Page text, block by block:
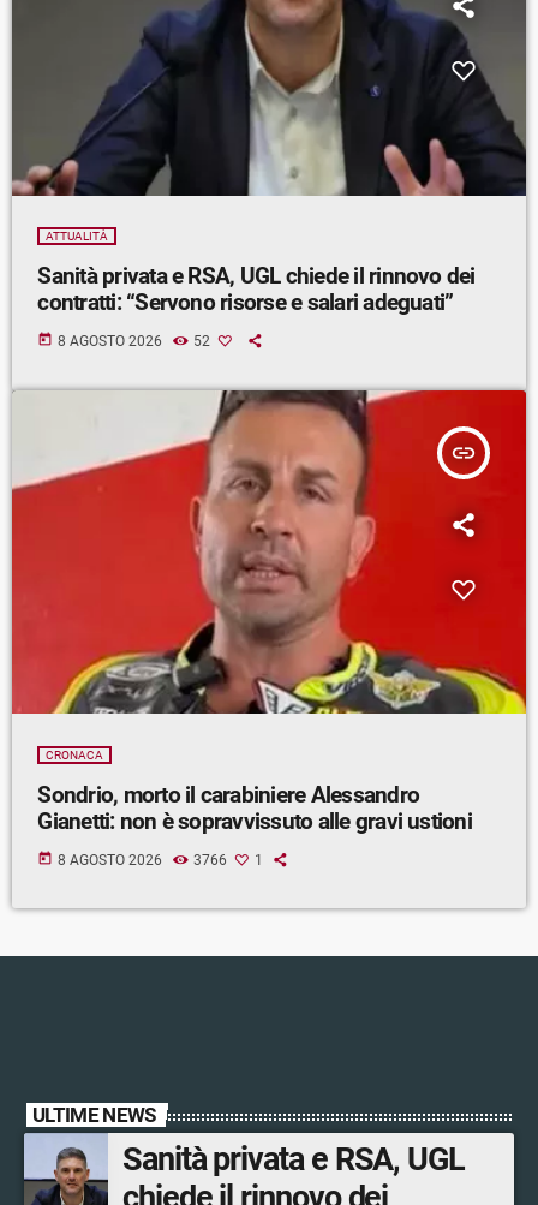
ATTUALITÀ
Sanità privata e RSA, UGL chiede il rinnovo dei
contratti: “Servono risorse e salari adeguati”
today 8 AGOSTO 2026 52
insert_link
CRONACA
Sondrio, morto il carabiniere Alessandro
Gianetti: non è sopravvissuto alle gravi ustioni
today 8 AGOSTO 2026 3766 1
ULTIME NEWS
Sanità privata e RSA, UGL